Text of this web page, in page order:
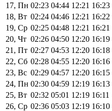
17, Пн 02:23 04:44 12:21 16:23
18, Вт 02:24 04:46 12:21 16:22
19, Ср 02:25 04:48 12:21 16:21
20, Чт 02:26 04:50 12:20 16:19
21, Пт 02:27 04:53 12:20 16:18
22, Сб 02:28 04:55 12:20 16:16
23, Вс 02:29 04:57 12:20 16:15
24, Пн 02:30 04:59 12:19 16:13
25, Вт 02:32 05:01 12:19 16:11
26, Ср 02:36 05:03 12:19 16:10